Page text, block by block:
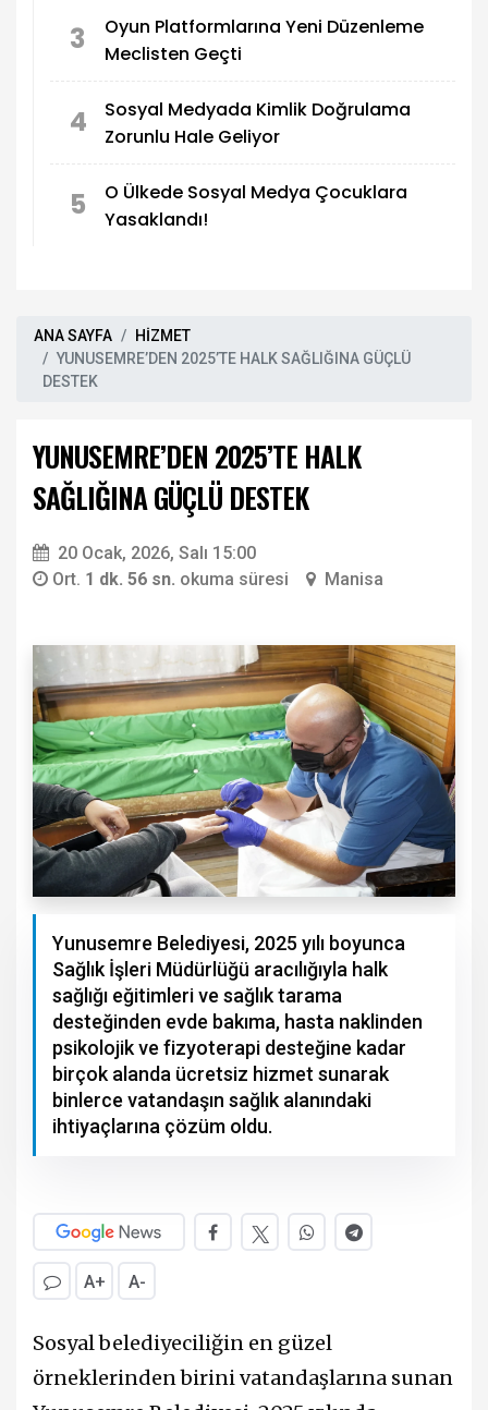
3
Oyun Platformlarına Yeni Düzenleme
Meclisten Geçti
4
Sosyal Medyada Kimlik Doğrulama
Zorunlu Hale Geliyor
5
O Ülkede Sosyal Medya Çocuklara
Yasaklandı!
ANA SAYFA
HİZMET
YUNUSEMRE’DEN 2025’TE HALK SAĞLIĞINA GÜÇLÜ
DESTEK
YUNUSEMRE’DEN 2025’TE HALK
SAĞLIĞINA GÜÇLÜ DESTEK
20 Ocak, 2026, Salı 15:00
Ort. 1 dk. 56 sn. okuma süresi Manisa
Yunusemre Belediyesi, 2025 yılı boyunca
Sağlık İşleri Müdürlüğü aracılığıyla halk
sağlığı eğitimleri ve sağlık tarama
desteğinden evde bakıma, hasta naklinden
psikolojik ve fizyoterapi desteğine kadar
birçok alanda ücretsiz hizmet sunarak
binlerce vatandaşın sağlık alanındaki
ihtiyaçlarına çözüm oldu.
A+ A-
Sosyal belediyeciliğin en güzel
örneklerinden birini vatandaşlarına sunan